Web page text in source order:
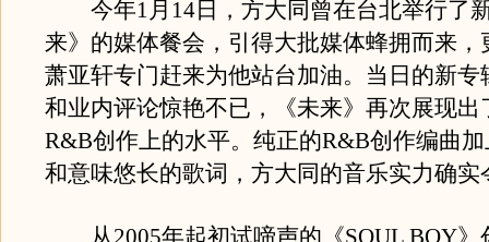
今年1月14日，方大同曾在台北举行了
来》的媒体餐会，引得大批媒体蜂拥而来，
萧亚轩专门赶来为他站台加油。当日的新专
和业内评论惊艳不已，《未来》再次展现出
R&B创作上的水平。纯正的R&B创作编曲
和意味悠长的歌词，方大同的音乐实力确实
从2005年起初试啼声的《SOUL BOY》